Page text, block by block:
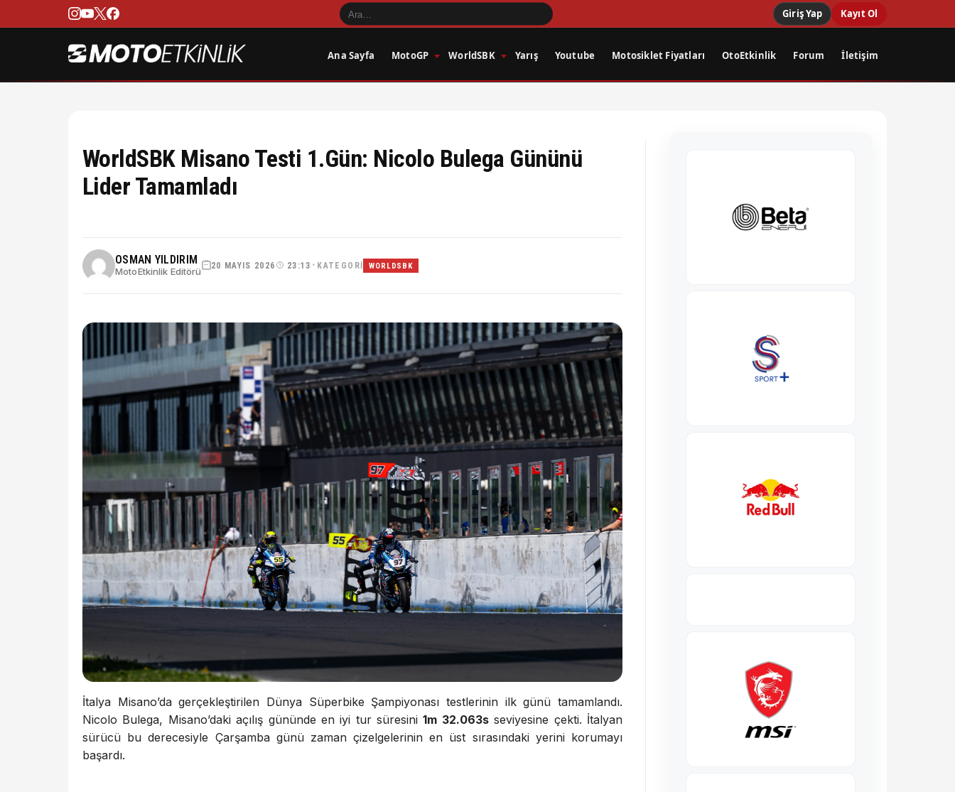
Giriş Yap Kayıt Ol
Ana Sayfa MotoGP WorldSBK Yarış Youtube Motosiklet Fiyatları OtoEtkinlik Forum İletişim
WorldSBK Misano Testi 1.Gün: Nicolo Bulega Gününü
Lider Tamamladı
OSMAN YILDIRIM
MotoEtkinlik Editörü
20 MAYIS 2026 23:13 • KATEGORI WORLDSBK
İtalya Misano’da gerçekleştirilen Dünya Süperbike Şampiyonası testlerinin ilk günü tamamlandı.
Nicolo Bulega, Misano’daki açılış gününde en iyi tur süresini1m 32.063sseviyesine çekti. İtalyan
sürücü bu derecesiyle Çarşamba günü zaman çizelgelerinin en üst sırasındaki yerini korumayı
başardı.